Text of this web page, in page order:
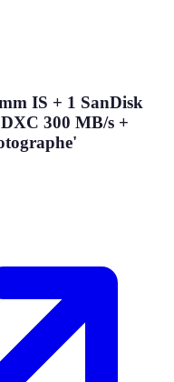
IS + 1 SanDisk
300 MB/s +